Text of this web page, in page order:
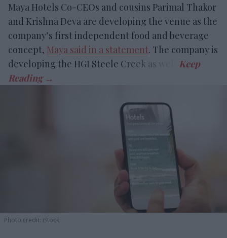
Maya Hotels Co-CEOs and cousins Parimal Thakor
and Krishna Deva are developing the venue as the
company’s first independent food and beverage
concept, Maya said in a statement. The company is
developing the HGI Steele Creek as well.
Photo credit: iStock